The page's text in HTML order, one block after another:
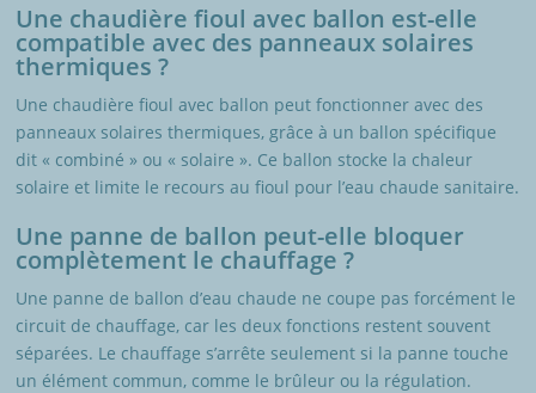
Une chaudière fioul avec ballon est-elle
compatible avec des panneaux solaires
thermiques ?
Une chaudière fioul avec ballon peut fonctionner avec des
panneaux solaires thermiques, grâce à un ballon spécifique
dit « combiné » ou « solaire ». Ce ballon stocke la chaleur
solaire et limite le recours au fioul pour l’eau chaude sanitaire.
Une panne de ballon peut-elle bloquer
complètement le chauffage ?
Une panne de ballon d’eau chaude ne coupe pas forcément le
circuit de chauffage, car les deux fonctions restent souvent
séparées. Le chauffage s’arrête seulement si la panne touche
un élément commun, comme le brûleur ou la régulation.